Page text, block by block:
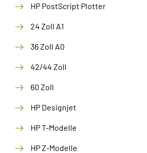
HP PostScript Plotter
24 Zoll A1
36 Zoll A0
42/44 Zoll
60 Zoll
HP Designjet
HP T-Modelle
HP Z-Modelle